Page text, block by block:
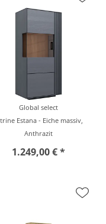
Global select
Estana - Eiche massiv,
Anthrazit
1.249,00 € *